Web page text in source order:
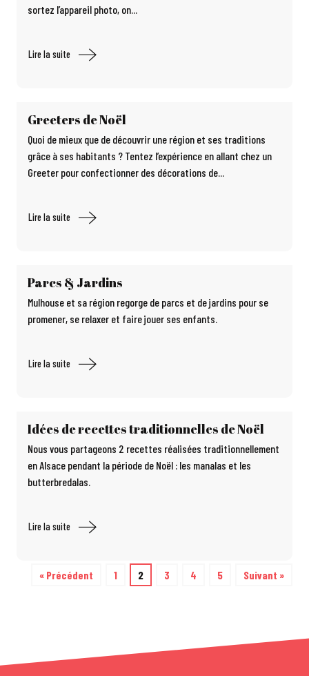
sortez l’appareil photo, on...
Lire la suite
Greeters de Noël
Quoi de mieux que de découvrir une région et ses traditions
grâce à ses habitants ? Tentez l’expérience en allant chez un
Greeter pour confectionner des décorations de...
Lire la suite
Parcs & Jardins
Mulhouse et sa région regorge de parcs et de jardins pour se
promener, se relaxer et faire jouer ses enfants.
Lire la suite
Idées de recettes traditionnelles de Noël
Nous vous partageons 2 recettes réalisées traditionnellement
en Alsace pendant la période de Noël : les manalas et les
butterbredalas.
Lire la suite
« Précédent 1 2 3 4 5 Suivant »